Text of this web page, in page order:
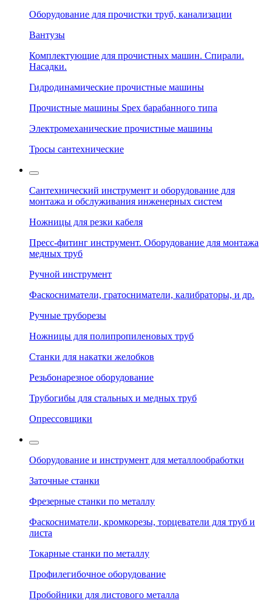
Оборудование для прочистки труб, канализации
Вантузы
Комплектующие для прочистных машин. Спирали.
Насадки.
Гидродинамические прочистные машины
Прочистные машины Spex барабанного типа
Электромеханические прочистные машины
Тросы сантехнические
Сантехнический инструмент и оборудование для
монтажа и обслуживания инженерных систем
Ножницы для резки кабеля
Пресс-фитинг инструмент. Оборудование для монтажа
медных труб
Ручной инструмент
Фаскосниматели, гратосниматели, калибраторы, и др.
Ручные труборезы
Ножницы для полипропиленовых труб
Станки для накатки желобков
Резьбонарезное оборудование
Трубогибы для стальных и медных труб
Опрессовщики
Оборудование и инструмент для металлообработки
Заточные станки
Фрезерные станки по металлу
Фаскосниматели, кромкорезы, торцеватели для труб и
листа
Токарные станки по металлу
Профилегибочное оборудование
Пробойники для листового металла